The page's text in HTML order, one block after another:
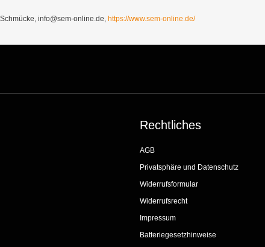
info@sem-online.de, https://www.sem-online.de/
Rechtliches
AGB
Privatsphäre und Datenschutz
Widerrufsformular
Widerrufsrecht
Impressum
Batteriegesetzhinweise